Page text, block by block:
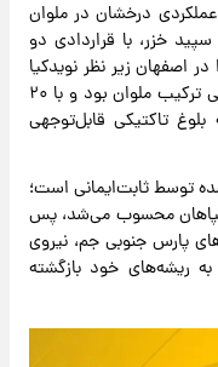
درخشان در ملوان
خزر، با قراردادی دو
اصفهان زیر نظر نویدکیا
آغاز کند. او در فصل اخیر یکی از ارکان اصلی ترکیب ملوان بود و با ۲۰
تاکتیکی قابل‌توجهی
توسط ثابت‌ایمانی است؛
محسوب می‌شد، پس
پارس جنوبی جم، نیروی
به ریشه‌های خود بازگشته